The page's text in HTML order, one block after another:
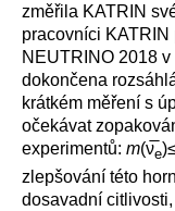
změřila KATRIN
pracovníci
NEUTRINO 2018
dokončena
krátkém měření s
očekávat
experimentů: m(ν̅e
zlepšování této
dosavadní